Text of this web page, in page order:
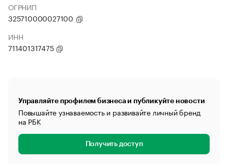
ОГРНИП
325710000027100
ИНН
711401317475
Управляйте профилем бизнеса и публикуйте новости
Повышайте узнаваемость и развивайте личный бренд
на РБК
Получить доступ